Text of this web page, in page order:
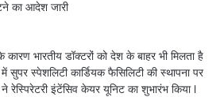
का आदेश जारी
कारण भारतीय डॉक्टरों को देश के बाहर भी मिलता है
सुपर स्पेशलिटी कार्डियक फैसिलिटी की स्थापना पर
रेस्पिरेटरी इंटेंसिव केयर यूनिट का शुभारंभ किया l